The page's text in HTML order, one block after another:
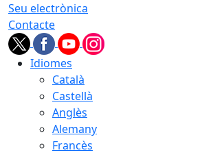
Seu electrònica
Contacte
Idiomes
Català
Castellà
Anglès
Alemany
Francès